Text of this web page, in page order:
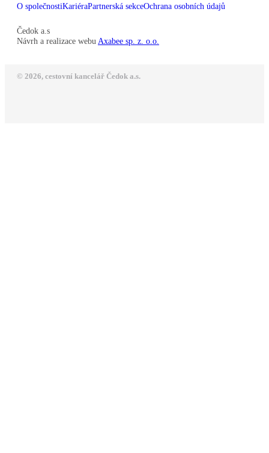
O společnostiKariéraPartnerská sekceOchrana osobních údajů
Čedok a.s
Návrh a realizace webu Axabee sp. z. o.o.
© 2026, cestovní kancelář Čedok a.s.